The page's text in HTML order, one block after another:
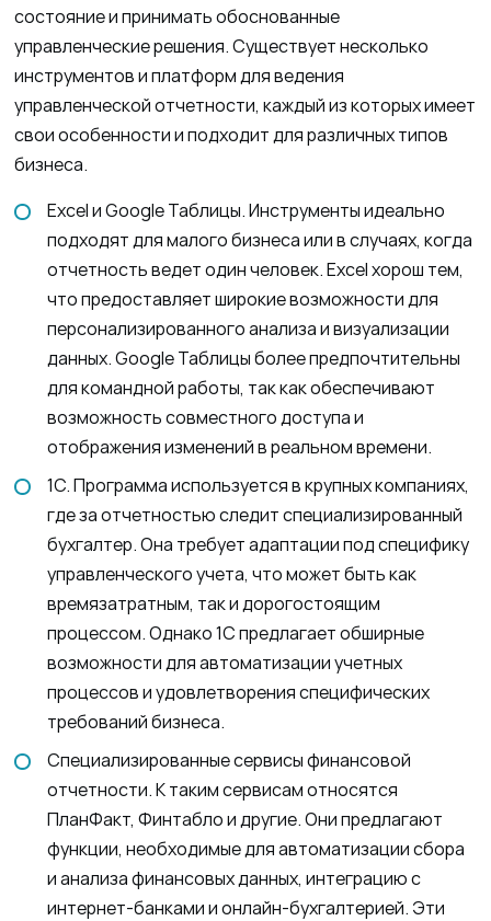
состояние и принимать обоснованные
управленческие решения. Существует несколько
инструментов и платформ для ведения
управленческой отчетности, каждый из которых имеет
свои особенности и подходит для различных типов
бизнеса.
Excel и Google Таблицы. Инструменты идеально
подходят для малого бизнеса или в случаях, когда
отчетность ведет один человек. Excel хорош тем,
что предоставляет широкие возможности для
персонализированного анализа и визуализации
данных. Google Таблицы более предпочтительны
для командной работы, так как обеспечивают
возможность совместного доступа и
отображения изменений в реальном времени.
1С. Программа используется в крупных компаниях,
где за отчетностью следит специализированный
бухгалтер. Она требует адаптации под специфику
управленческого учета, что может быть как
времязатратным, так и дорогостоящим
процессом. Однако 1С предлагает обширные
возможности для автоматизации учетных
процессов и удовлетворения специфических
требований бизнеса.
Специализированные сервисы финансовой
отчетности. К таким сервисам относятся
ПланФакт, Финтабло и другие. Они предлагают
функции, необходимые для автоматизации сбора
и анализа финансовых данных, интеграцию с
интернет-банками и онлайн-бухгалтерией. Эти